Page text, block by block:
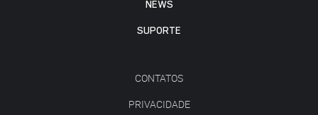
NEWS
SUPORTE
CONTATOS
PRIVACIDADE